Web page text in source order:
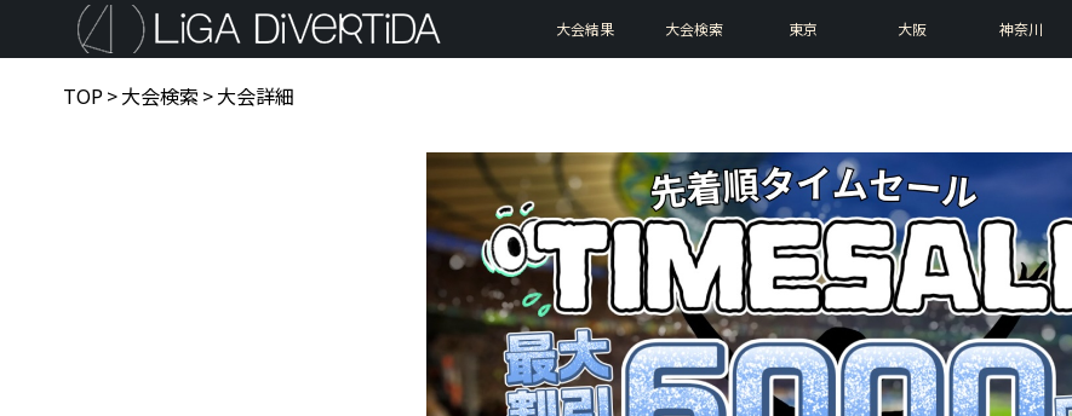
大会結果 大会検索 東京 大阪 神奈川
TOP>大会検索 >大会詳細